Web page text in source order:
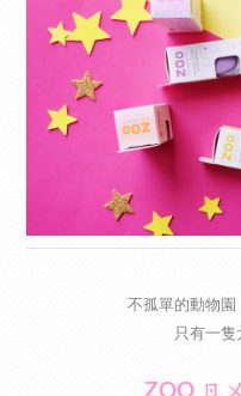
不孤單的動物園
只有一隻